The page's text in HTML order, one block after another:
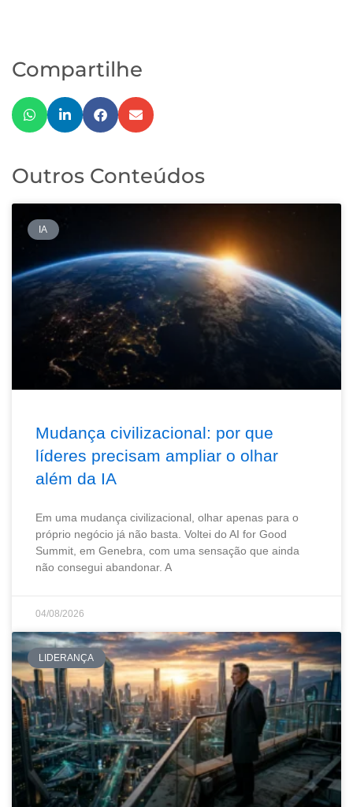
Compartilhe
Outros Conteúdos
IA
Mudança civilizacional: por que
líderes precisam ampliar o olhar
além da IA
Em uma mudança civilizacional, olhar apenas para o
próprio negócio já não basta. Voltei do AI for Good
Summit, em Genebra, com uma sensação que ainda
não consegui abandonar. A
04/08/2026
LIDERANÇA